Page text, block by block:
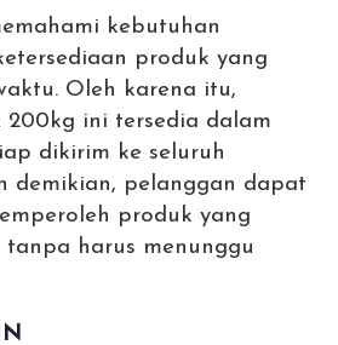
kebutuhan
produk yang
Oleh karena itu,
ini tersedia dalam
dikirim ke seluruh
demikian, pelanggan dapat
produk yang
harus menunggu